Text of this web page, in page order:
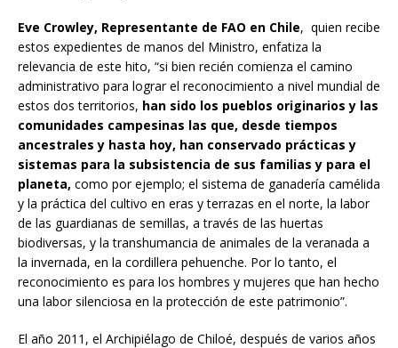
Eve Crowley, Representante de FAO en Chile, quien recibe
estos expedientes de manos del Ministro, enfatiza la
relevancia de este hito, “si bien recién comienza el camino
administrativo para lograr el reconocimiento a nivel mundial de
estos dos territorios, han sido los pueblos originarios y las
comunidades campesinas las que, desde tiempos
ancestrales y hasta hoy, han conservado prácticas y
sistemas para la subsistencia de sus familias y para el
planeta, como por ejemplo; el sistema de ganadería camélida
y la práctica del cultivo en eras y terrazas en el norte, la labor
de las guardianas de semillas, a través de las huertas
biodiversas, y la transhumancia de animales de la veranada a
la invernada, en la cordillera pehuenche. Por lo tanto, el
reconocimiento es para los hombres y mujeres que han hecho
una labor silenciosa en la protección de este patrimonio”.
El año 2011, el Archipiélago de Chiloé, después de varios años